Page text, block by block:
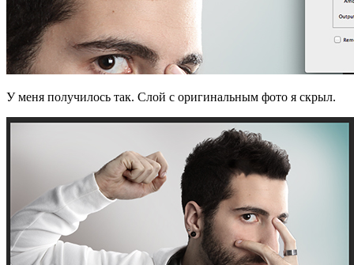
У меня получилось так. Слой с оригинальным фото я скрыл.